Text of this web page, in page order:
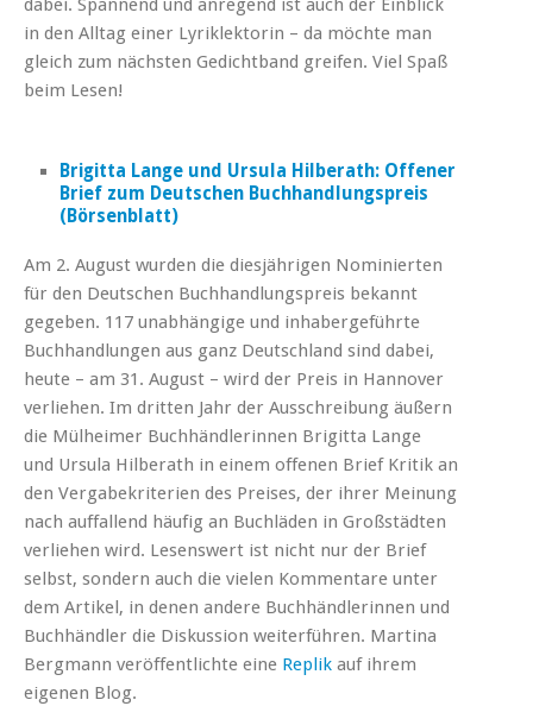
in den Alltag einer Lyriklektorin – da möchte man
gleich zum nächsten Gedichtband greifen. Viel Spaß
beim Lesen!
Brigitta Lange und Ursula Hilberath: Offener
Brief zum Deutschen Buchhandlungspreis
(Börsenblatt)
Am 2. August wurden die diesjährigen Nominierten
für den Deutschen Buchhandlungspreis bekannt
gegeben. 117 unabhängige und inhabergeführte
Buchhandlungen aus ganz Deutschland sind dabei,
heute – am 31. August – wird der Preis in Hannover
verliehen. Im dritten Jahr der Ausschreibung äußern
die Mülheimer Buchhändlerinnen Brigitta Lange
und Ursula Hilberath in einem offenen Brief Kritik an
den Vergabekriterien des Preises, der ihrer Meinung
nach auffallend häufig an Buchläden in Großstädten
verliehen wird. Lesenswert ist nicht nur der Brief
selbst, sondern auch die vielen Kommentare unter
dem Artikel, in denen andere Buchhändlerinnen und
Buchhändler die Diskussion weiterführen. Martina
Bergmann veröffentlichte eine Replik auf ihrem
eigenen Blog.